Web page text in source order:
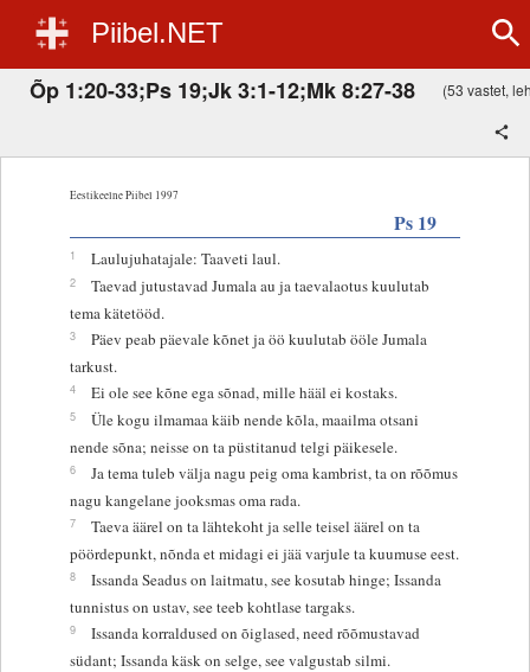
Piibel.NET
Õp 1:20-33;Ps 19;Jk 3:1-12;Mk 8:27-38 (53 vastet,
Eestikeelne Piibel 1997
Ps 19
1 Laulujuhatajale: Taaveti laul.
2
Taevad jutustavad Jumala au ja taevalaotus kuulutab
tema kätetööd.
3
Päev peab päevale kõnet ja öö kuulutab ööle Jumala
tarkust.
4 Ei ole see kõne ega sõnad, mille hääl ei kostaks.
5
Üle kogu ilmamaa käib nende kõla, maailma otsani
nende sõna; neisse on ta püstitanud telgi päikesele.
6
Ja tema tuleb välja nagu peig oma kambrist, ta on rõõmus
nagu kangelane jooksmas oma rada.
7
Taeva äärel on ta lähtekoht ja selle teisel äärel on ta
pöördepunkt, nõnda et midagi ei jää varjule ta kuumuse eest.
8
Issanda Seadus on laitmatu, see kosutab hinge; Issanda
tunnistus on ustav, see teeb kohtlase targaks.
9
Issanda korraldused on õiglased, need rõõmustavad
südant; Issanda käsk on selge, see valgustab silmi.